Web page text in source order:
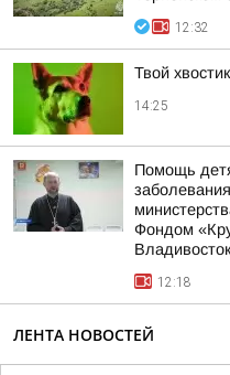
12:32
Твой
14:25
Помощь
Фондом
12:18
ЛЕНТА НОВОСТЕЙ